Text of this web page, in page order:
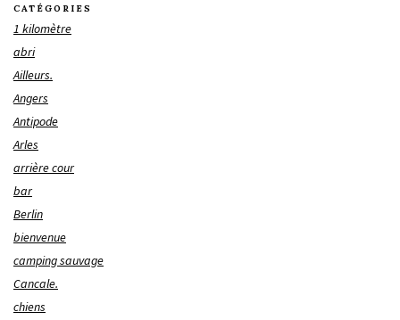
CATÉGORIES
1 kilomètre
abri
Ailleurs.
Angers
Antipode
Arles
arrière cour
bar
Berlin
bienvenue
camping sauvage
Cancale.
chiens